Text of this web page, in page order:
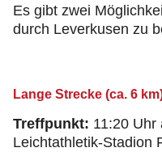
Es gibt zwei
durch Leverkusen zu
Lange Strecke (ca. 6
Treffpunkt: 11:20 Uhr
Leichtathletik-Stadion